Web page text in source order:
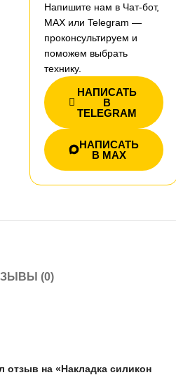
Напишите нам в Чат-бот,
MAX или Telegram —
проконсультируем и
поможем выбрать
технику.
НАПИСАТЬ
В
TELEGRAM
НАПИСАТЬ
В MAX
(0)
отзыв на «Накладка силикон